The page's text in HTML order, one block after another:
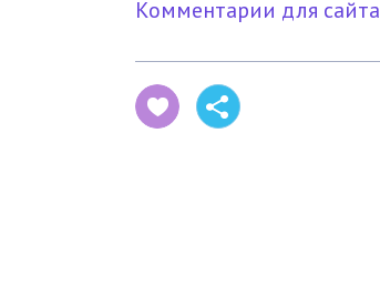
Комментарии для сайта